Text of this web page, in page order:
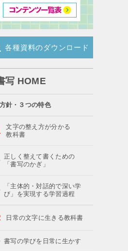
各種資料のダウンロード
写 HOME
針・３つの特色
文字の整え方が分かる
教科書
正しく整えて書くための
「書写のかぎ」
「主体的・対話的で深い学
び」を実現する学習過程
日常の文字に生きる教科書
書写の学びを日常に生かす